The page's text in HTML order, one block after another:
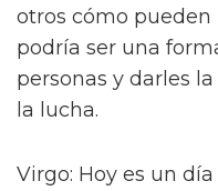
otros cómo pueden
podría ser una
personas y darles
la lucha.
Virgo: Hoy es un día